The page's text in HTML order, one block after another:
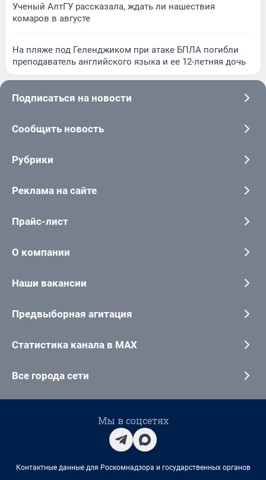
Ученый АлтГУ рассказала, ждать ли нашествия
комаров в августе
На пляже под Геленджиком при атаке БПЛА погибли
преподаватель английского языка и ее 12-летняя дочь
Подписаться на новости
Сообщить новость
Рубрики
Реклама на сайте
Прайс-лист
О компании
Наши вакансии
Предвыборная агитация
Статистика канала в MAX
Все города сети
Мы в соцсетях
Контактные данные для Роскомнадзора и государственных органов